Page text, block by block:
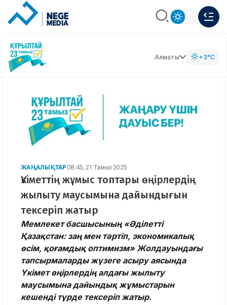
Алматы +3°C
ЖАҢАЛЫҚТАР 08:45, 21 Тамыз 2025
Үкіметтің жұмыс топтары өңірлердің
жылыту маусымына дайындығын
тексеріп жатыр
Мемлекет басшысының «Әділетті
Қазақстан: заң мен тәртіп, экономикалық
өсім, қоғамдық оптимизм» Жолдауындағы
тапсырмаларды жүзеге асыру аясында
Үкімет өңірлердің алдағы жылыту
маусымына дайындық жұмыстарын
кешенді түрде тексеріп жатыр.